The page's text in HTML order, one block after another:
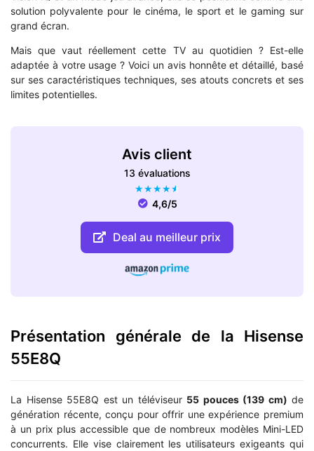
solution polyvalente pour le cinéma, le sport et le gaming sur
grand écran.
Mais que vaut réellement cette TV au quotidien ? Est-elle
adaptée à votre usage ? Voici un avis honnête et détaillé, basé
sur ses caractéristiques techniques, ses atouts concrets et ses
limites potentielles.
Avis client
13 évaluations
★★★★★
4,6/5
Deal au meilleur prix
Présentation générale de la Hisense
55E8Q
La Hisense 55E8Q est un téléviseur 55 pouces (139 cm) de
génération récente, conçu pour offrir une expérience premium
à un prix plus accessible que de nombreux modèles Mini-LED
concurrents. Elle vise clairement les utilisateurs exigeants qui